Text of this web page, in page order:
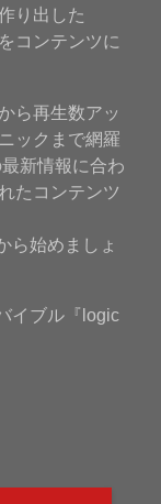
り出した
コンテンツに
ら再生数アッ
ックまで網羅
新情報に合わ
たコンテンツ
ら始めましょ
イブル『logic